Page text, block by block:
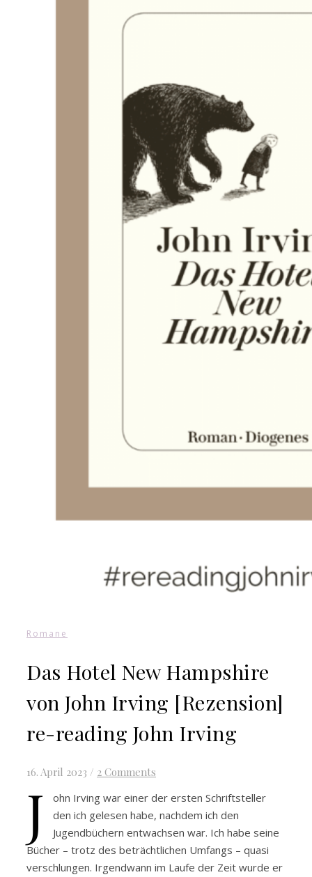
Romane
Das Hotel New Hampshire
von John Irving [Rezension]
re-reading John Irving
16. April 2023 / 2 Comments
J
ohn Irving war einer der ersten Schriftsteller
den ich gelesen habe, nachdem ich den
Jugendbüchern entwachsen war. Ich habe seine
Bücher – trotz des beträchtlichen Umfangs – quasi
verschlungen. Irgendwann im Laufe der Zeit wurde er